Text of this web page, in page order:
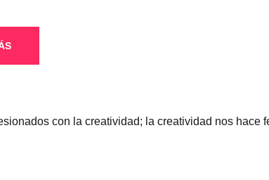
con la creatividad; la creatividad nos hace